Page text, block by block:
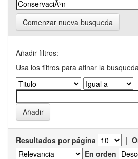
Comenzar nueva busqueda
Añadir filtros:
Usa los filtros para afinar la
Resultados por página |
En orden